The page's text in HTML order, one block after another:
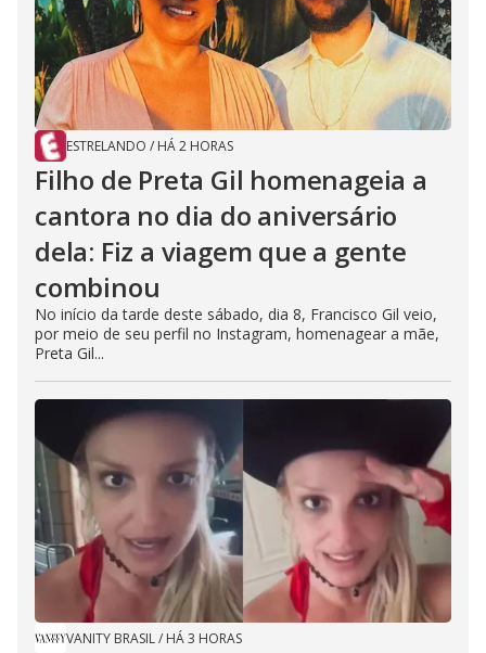
ESTRELANDO / HÁ 2 HORAS
Filho de Preta Gil homenageia a
cantora no dia do aniversário
dela: Fiz a viagem que a gente
combinou
No início da tarde deste sábado, dia 8, Francisco Gil veio,
por meio de seu perfil no Instagram, homenagear a mãe,
Preta Gil...
VANITY BRASIL/ HÁ 3 HORAS